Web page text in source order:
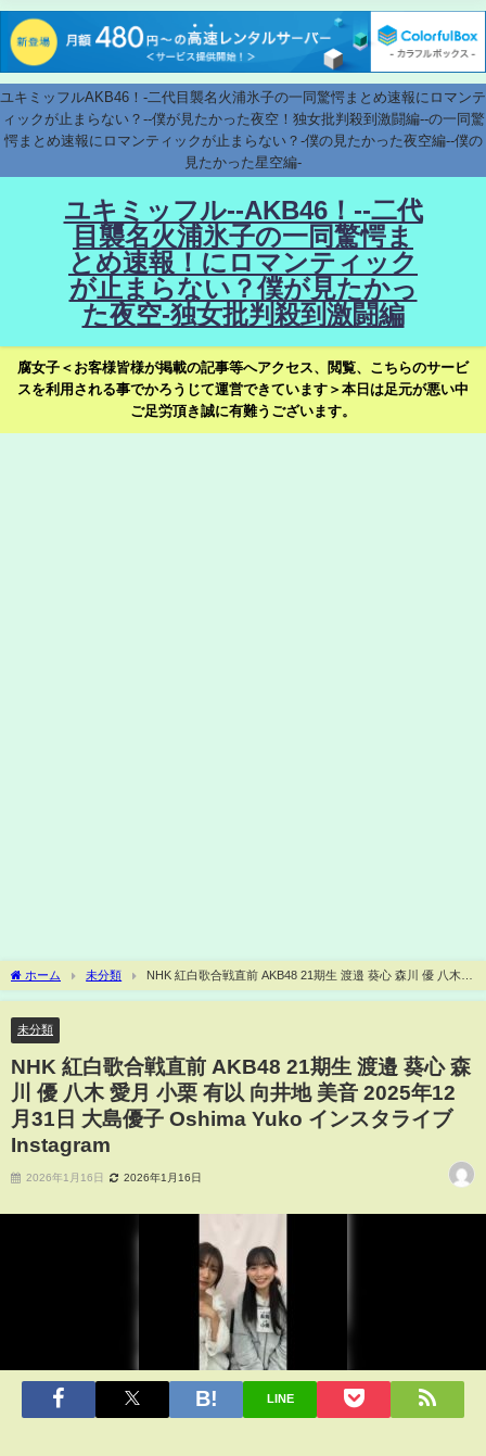
ユキミッフルAKB46！-二代目襲名火浦氷子の一同驚愕まとめ速報にロマンテ
ィックが止まらない？--僕が見たかった夜空！独女批判殺到激闘編--の一同驚
愕まとめ速報にロマンティックが止まらない？-僕の見たかった夜空編--僕の
見たかった星空編-
ユキミッフル--AKB46！--二代
目襲名火浦氷子の一同驚愕ま
とめ速報！にロマンティック
が止まらない？僕が見たかっ
た夜空-独女批判殺到激闘編
腐女子＜お客様皆様が掲載の記事等へアクセス、閲覧、こちらのサービ
スを利用される事でかろうじて運営できています＞本日は足元が悪い中
ご足労頂き誠に有難うございます。
ホーム 未分類
NHK 紅白歌合戦直前 AKB48 21期生 渡邉 葵心 森川 優 八木
愛月 小栗 有以 向井地 美音 2025年12月31日 大島優子 Oshima Yuko インスタライブ
未分類
NHK 紅白歌合戦直前 AKB48 21期生 渡邉 葵心 森
川 優 八木 愛月 小栗 有以 向井地 美音 2025年12
月31日 大島優子 Oshima Yuko インスタライブ
Instagram
2026年1月16日 2026年1月16日
LINE